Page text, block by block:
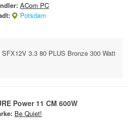
ACom PC
Potsdam
3.3 80 PLUS Bronze 300 Watt
Power 11 CM 600W
Be Quiet!